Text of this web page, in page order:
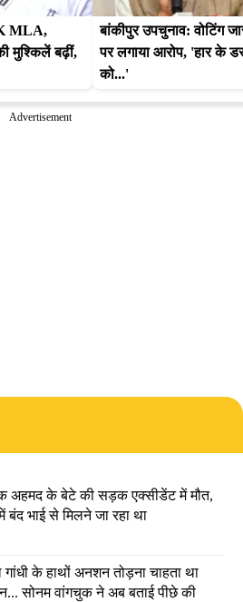
MLA,
मुश्किलें बढ़ीं,
बांकीपुर उपचुनाव: वोटिंग
पर लगाया आरोप, 'हार के
को...'
Advertisement
अहमद के बेटे की सड़क एक्सीडेंट में मौत,
बंद भाई से मिलने जा रहा था
गांधी के हाथों अनशन तोड़ना चाहता था
सोनम वांगचुक ने अब बताई पीछे की